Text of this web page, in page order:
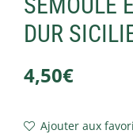
DUR
4,50€
Ajouter aux